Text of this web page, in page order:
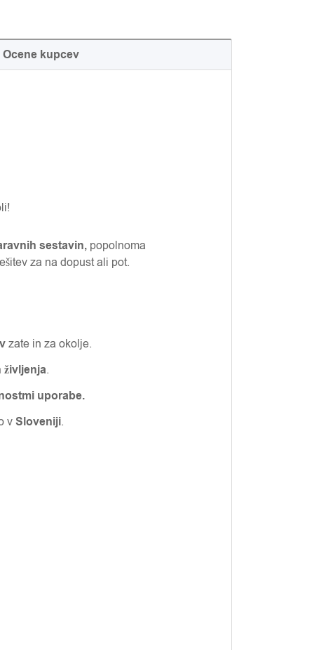
Ocene kupcev
sestavin, popolnoma
za na dopust ali pot.
zate in za okolje.
življenja.
uporabe.
vSloveniji.